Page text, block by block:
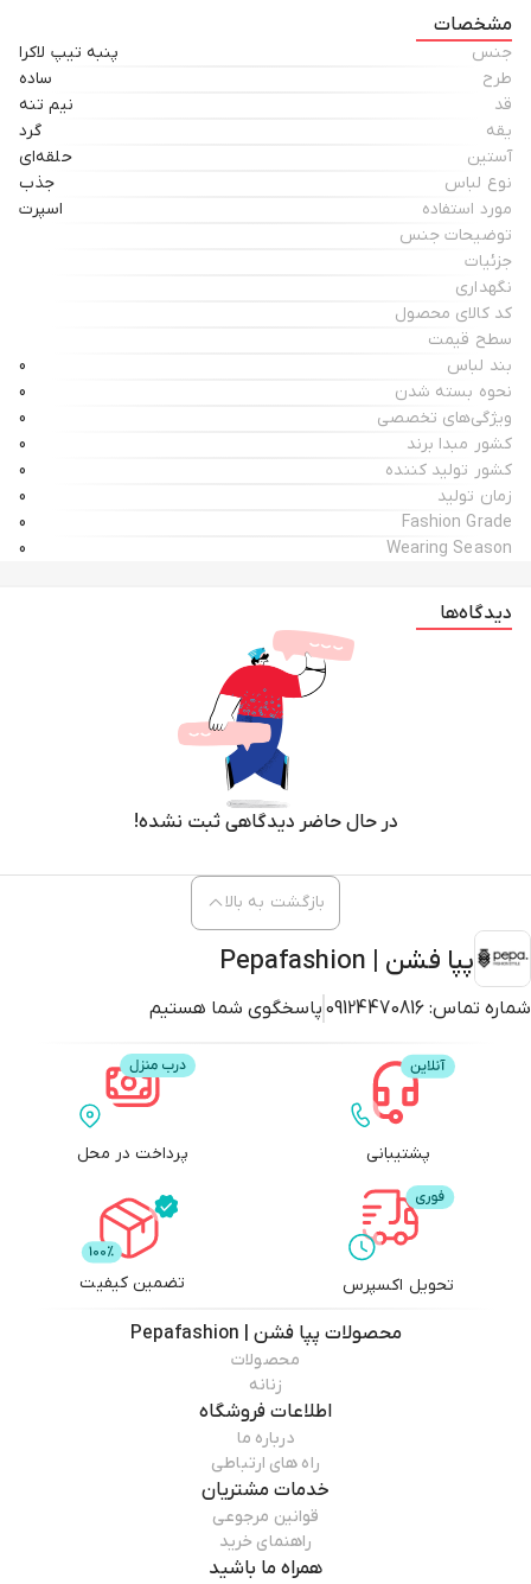
مشخصات
جنس
پنبه تیپ لاکرا
طرح
ساده
قد
نیم تنه
یقه
گرد
آستین
حلقه‌ای
نوع لباس
جذب
مورد استفاده
اسپرت
توضیحات جنس
جزئیات
نگهداری
کد کالای محصول
سطح قیمت
بند لباس
0
نحوه بسته شدن
0
ویژگی‌های تخصصی
0
کشور مبدا برند
0
کشور تولید کننده
0
زمان تولید
0
Fashion Grade
0
Wearing Season
0
دیدگاه‌ها
در حال حاضر دیدگاهی ثبت نشده!
پپا فشن | Pepafashion
شماره تماس: 09124470816 پاسخگوی شما هستیم
بازگشت به بالا
پشتیبانی پرداخت در محل
تحویل اکسپرس تضمین کیفیت
محصولات پپا فشن | Pepafashion
محصولات
زنانه
اطلاعات فروشگاه
درباره ما
راه های ارتباطی
خدمات مشتریان
قوانین مرجوعی
راهنمای خرید
همراه ما باشید